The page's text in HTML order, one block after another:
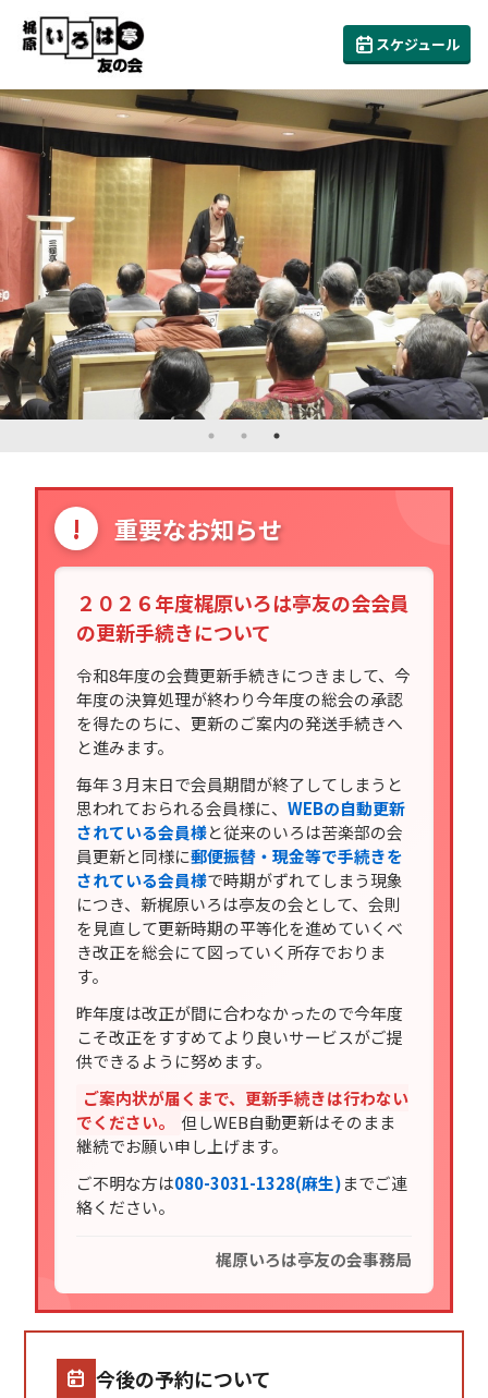
スケジュール
! 重要なお知らせ
２０２６年度梶原いろは亭友の会会員
の更新手続きについて
令和8年度の会費更新手続きにつきまして、今
年度の決算処理が終わり今年度の総会の承認
を得たのちに、更新のご案内の発送手続きへ
と進みます。
毎年３月末日で会員期間が終了してしまうと
思われておられる会員様に、WEBの自動更新
されている会員様と従来のいろは苦楽部の会
員更新と同様に郵便振替・現金等で手続きを
されている会員様で時期がずれてしまう現象
につき、新梶原いろは亭友の会として、会則
を見直して更新時期の平等化を進めていくべ
き改正を総会にて図っていく所存でおりま
す。
昨年度は改正が間に合わなかったので今年度
こそ改正をすすめてより良いサービスがご提
供できるように努めます。
ご案内状が届くまで、更新手続きは行わない
でください。
但しWEB自動更新はそのまま
継続でお願い申し上げます。
ご不明な方は080-3031-1328(麻生)までご連
絡ください。
梶原いろは亭友の会事務局
今後の予約について